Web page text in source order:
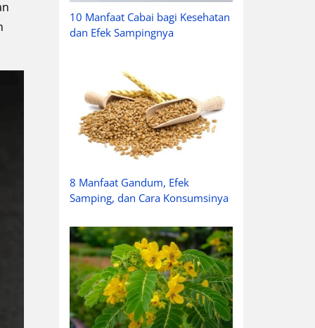
10 Manfaat Cabai bagi Kesehatan
dan Efek Sampingnya
8 Manfaat Gandum, Efek
Samping, dan Cara Konsumsinya